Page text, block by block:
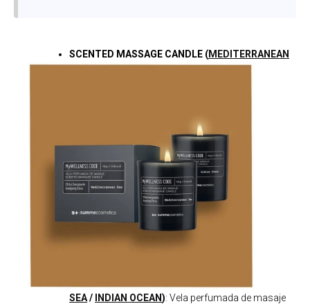
SCENTED MASSAGE CANDLE (MEDITERRANEAN
SEA/ INDIAN OCEAN): Vela perfumada de masaje